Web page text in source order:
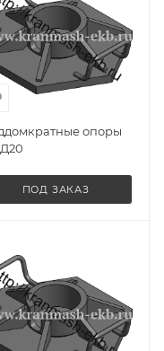
опоры
ПОД ЗАКАЗ